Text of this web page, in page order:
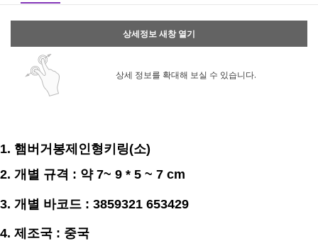
상세정보 새창 열기
상세 정보를 확대해 보실 수 있습니다.
1. 햄버거봉제인형키링(소)
2. 개별 규격 : 약 7~ 9 * 5 ~ 7 cm
3. 개별 바코드 : 3859321 653429
4. 제조국 : 중국